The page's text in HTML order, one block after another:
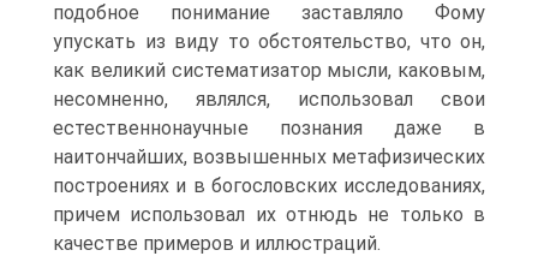
подобное понимание заставляло Фому
упускать из ви­ду то обстоятельство, что он,
как великий систематизатор мыс­ли, каковым,
несомненно, являлся, использовал свои
естествен­нонаучные познания даже в
наитончайших, возвышенных мета­физических
построениях и в богословских исследованиях,
при­чем использовал их отнюдь не только в
качестве примеров и иллюстраций.